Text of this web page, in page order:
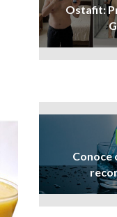
Ostafit:
Conoce